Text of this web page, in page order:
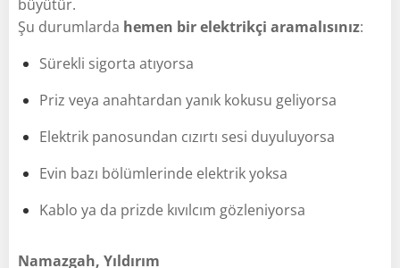
büyütür.
Şu durumlarda hemen bir elektrikçi aramalısınız:
Sürekli sigorta atıyorsa
Priz veya anahtardan yanık kokusu geliyorsa
Elektrik panosundan cızırtı sesi duyuluyorsa
Evin bazı bölümlerinde elektrik yoksa
Kablo ya da prizde kıvılcım gözleniyorsa
Namazgah, Yıldırım